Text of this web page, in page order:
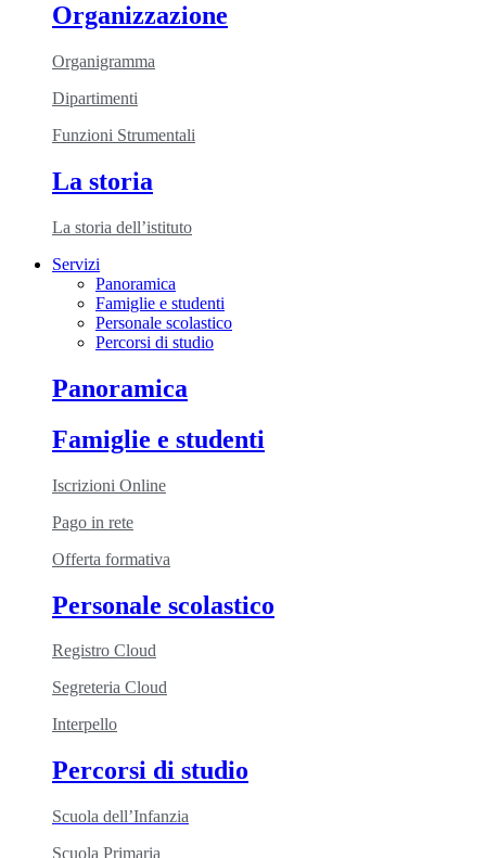
Organizzazione
Organigramma
Dipartimenti
Funzioni Strumentali
La storia
La storia dell’istituto
Servizi
Panoramica
Famiglie e studenti
Personale scolastico
Percorsi di studio
Panoramica
Famiglie e studenti
Iscrizioni Online
Pago in rete
Offerta formativa
Personale scolastico
Registro Cloud
Segreteria Cloud
Interpello
Percorsi di studio
Scuola dell’Infanzia
Scuola Primaria